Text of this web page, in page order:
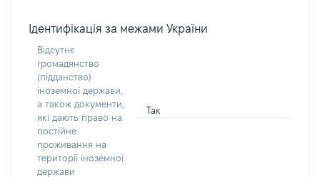
Ідентифікація за межами України
Відсутнє
громадянство
(підданство)
іноземної держави,
а також документи,
які дають право на
постійне
проживання на
території іноземної
держави
Так